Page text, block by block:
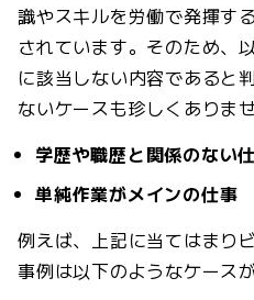
識やスキルを労働で発揮す
されています。そのため、
に該当しない内容であると
ないケースも珍しくありませ
学歴や職歴と関係のない
単純作業がメインの仕事
例えば、上記に当てはまり
事例は以下のようなケース